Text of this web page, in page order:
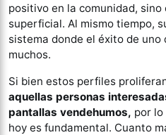
positivo en la comunidad,
superficial. Al mismo tiempo,
sistema donde el éxito de uno
muchos.
Si bien estos perfiles
aquellas personas
pantallas vendehumos, por
hoy es fundamental. Cuanto